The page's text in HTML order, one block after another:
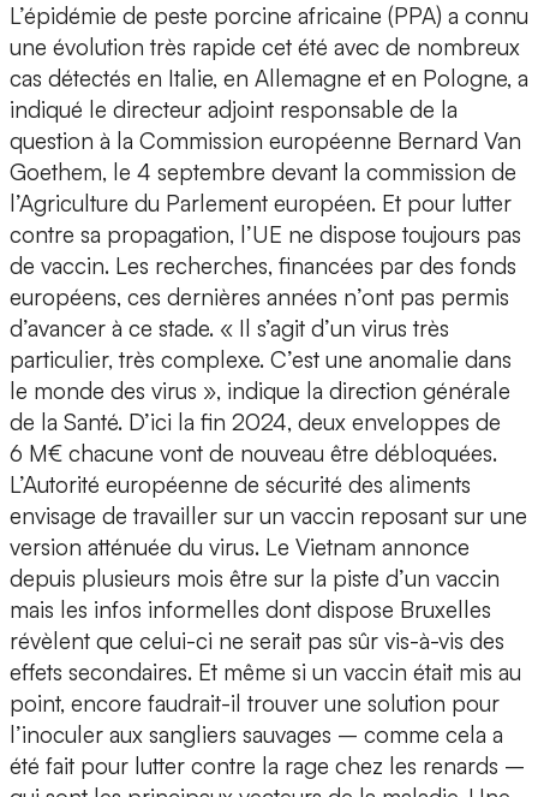
L’épidémie de peste porcine africaine (PPA) a connu
une évolution très rapide cet été avec de nombreux
cas détectés en Italie, en Allemagne et en Pologne, a
indiqué le directeur adjoint responsable de la
question à la Commission européenne Bernard Van
Goethem, le 4 septembre devant la commission de
l’Agriculture du Parlement européen. Et pour lutter
contre sa propagation, l’UE ne dispose toujours pas
de vaccin. Les recherches, financées par des fonds
européens, ces dernières années n’ont pas permis
d’avancer à ce stade. « Il s’agit d’un virus très
particulier, très complexe. C’est une anomalie dans
le monde des virus », indique la direction générale
de la Santé. D’ici la fin 2024, deux enveloppes de
6 M€ chacune vont de nouveau être débloquées.
L’Autorité européenne de sécurité des aliments
envisage de travailler sur un vaccin reposant sur une
version atténuée du virus. Le Vietnam annonce
depuis plusieurs mois être sur la piste d’un vaccin
mais les infos informelles dont dispose Bruxelles
révèlent que celui-ci ne serait pas sûr vis-à-vis des
effets secondaires. Et même si un vaccin était mis au
point, encore faudrait-il trouver une solution pour
l’inoculer aux sangliers sauvages – comme cela a
été fait pour lutter contre la rage chez les renards –